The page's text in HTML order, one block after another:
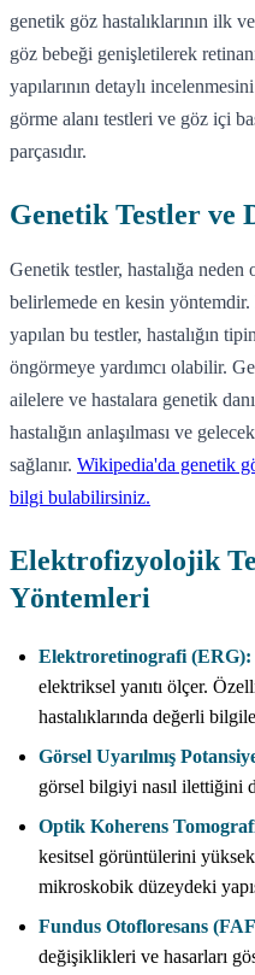
genetik göz hastalıklarının ilk
göz bebeği genişletilerek
yapılarının detaylı
görme alanı testleri ve göz içi
parçasıdır.
Genetik Testler ve
Genetik testler, hastalığa neden
belirlemede en kesin
yapılan bu testler, hastalığın
öngörmeye yardımcı olabilir.
ailelere ve hastalara genetik
hastalığın anlaşılması ve
sağlanır. Wikipedia'da genetik
bilgi bulabilirsiniz.
Elektrofizyolojik
Yöntemleri
Elektroretinografi (ERG):
elektriksel yanıtı ölçer.
hastalıklarında değerli
Görsel Uyarılmış
görsel bilgiyi nasıl ilettiğini
Optik Koherens
kesitsel görüntülerini
mikroskobik düzeydeki
Fundus Otofloresans
değişiklikleri ve hasarları